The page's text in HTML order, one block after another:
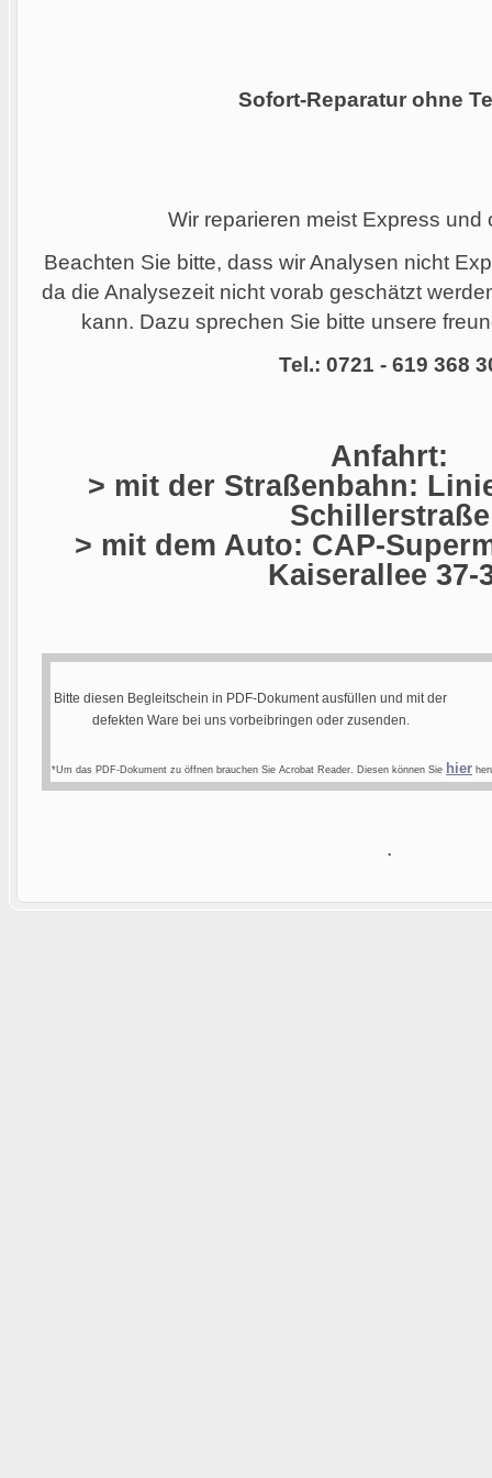
Sofort-Reparatur ohne
Wir reparieren meist Express und
Beachten Sie bitte, dass wir Analysen nicht
da die Analysezeit nicht vorab geschätzt
kann. Dazu sprechen Sie bitte unsere
Tel.: 0721 - 619 368
Anfahrt:
> mit der Straßenbahn:
Schillerstraße
> mit dem Auto: CAP-
Kaiserallee 37-
Bitte diesen Begleitschein in PDF-Dokument ausfüllen und mit der
defekten Ware bei uns vorbeibringen oder zusenden.
*Um das PDF-Dokument zu öffnen brauchen Sie Acrobat Reader. Diesen können Sie hier
.